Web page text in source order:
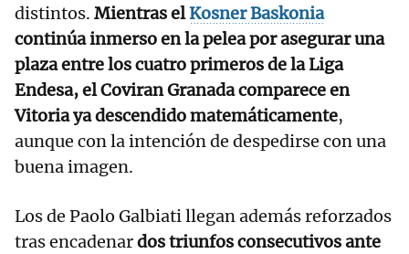
distintos. Mientras elKosner Baskonia
continúa inmerso en la pelea por asegurar una
plaza entre los cuatro primeros de la Liga
Endesa, el Coviran Granada comparece en
Vitoria ya descendido matemáticamente,
aunque con la intención de despedirse con una
buena imagen.
Los de Paolo Galbiati llegan además reforzados
tras encadenardos triunfos consecutivos ante